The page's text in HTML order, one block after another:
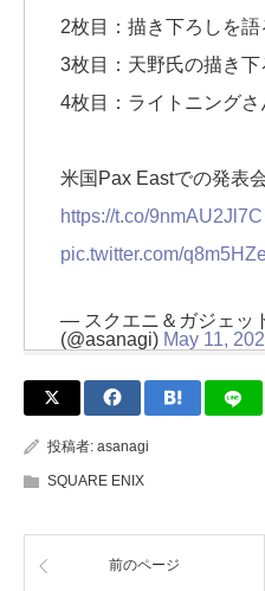
2枚目：描き下ろしを
3枚目：天野氏の描き下
4枚目：ライトニング
米国Pax Eastでの発表
https://t.co/9nmAU2Jl7C
pic.twitter.com/
— スクエニ＆ガジェッ
(@asanagi) May 11,
投稿者: asanagi
SQUARE ENIX
前のページ